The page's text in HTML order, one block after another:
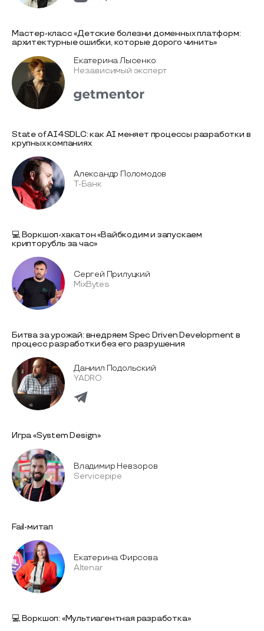
Мастер-класс «Детские болезни доменных платформ:
архитектурные ошибки, которые дорого чинить»
Екатерина Лысенко
Независимый эксперт
State of AI4SDLC: как AI меняет процессы разработки в
крупных компаниях
Александр Поломодов
Т-Банк
💻 Воркшоп-хакатон «Вайбкодим и запускаем
крипторубль за час»
Сергей Прилуцкий
MixBytes
Битва за урожай: внедряем Spec Driven Development в
процесс разработки без его разрушения
Даниил Подольский
YADRO
Игра «System Design»
Владимир Невзоров
Servicepipe
Fail-митап
Екатерина Фирсова
Altenar
💻 Воркшоп: «Мультиагентная разработка»